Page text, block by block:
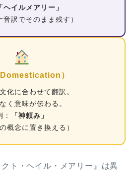
「ヘイルメアリー」
音訳でそのまま残す）
Domestication）
化に合わせて翻訳。
く意味が伝わる。
：
「神頼み」
概念に置き換える）
ト・ヘイル・メアリー』は異